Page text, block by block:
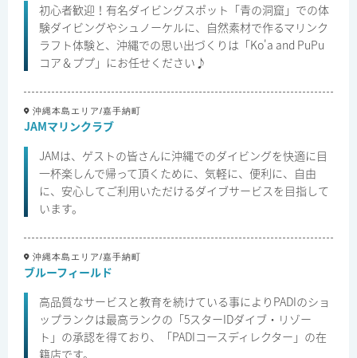
初心者歓迎！有名ダイビングスポット「青の洞窟」での体
験ダイビングやシュノーケルに、自然素材で作るマリンク
ラフト体験と、沖縄での思い出づくりは「Ko'a and PuPu
コア＆ププ」にお任せください♪
沖縄本島エリア/嘉手納町
JAMマリンクラブ
JAMは、ゲストの皆さんに沖縄でのダイビングを快適に目
一杯楽しんで帰って頂くために、気軽に、便利に、自由
に、安心してご利用いただけるダイブサービスを目指して
います。
沖縄本島エリア/嘉手納町
ブルーフィールド
高品質なサービスと教育を続けている事によりPADIのショ
ップランクは最高ランクの「5スターIDダイブ・リゾー
ト」の承認を得ており、「PADIコースディレクター」の在
籍店です。